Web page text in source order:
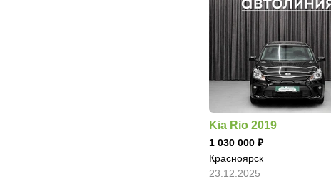
Kia Rio 2019
1 030 000
Красноярск
23.12.2025